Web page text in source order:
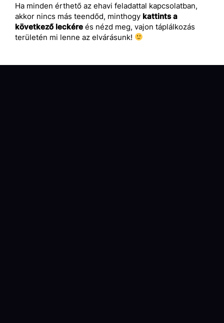
Ha minden érthető az ehavi feladattal kapcsolatban,
akkor nincs más teendőd, minthogy kattints a
következő leckére és nézd meg, vajon táplálkozás
területén mi lenne az elvárásunk!